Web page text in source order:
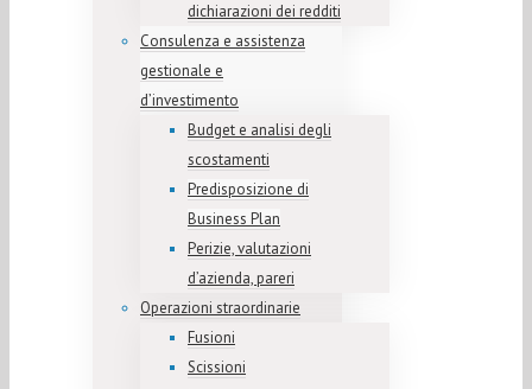
dichiarazioni dei redditi
Consulenza e assistenza
gestionale e
d’investimento
Budget e analisi degli
scostamenti
Predisposizione di
Business Plan
Perizie, valutazioni
d’azienda, pareri
Operazioni straordinarie
Fusioni
Scissioni